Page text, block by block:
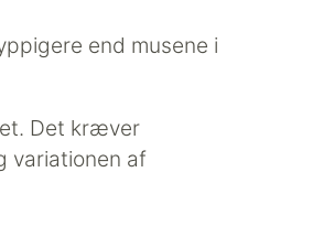
end musene i
Det kræver
variationen af